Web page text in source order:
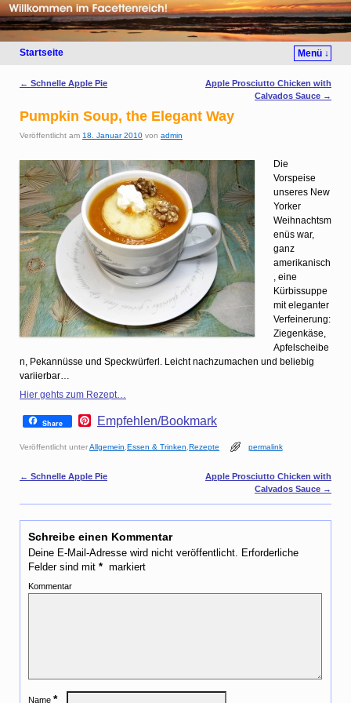
Startseite Menü ↓
Artikelnavigation
← Schnelle Apple Pie
Apple Prosciutto Chicken with
Calvados Sauce →
Pumpkin Soup, the Elegant Way
Veröffentlicht am 18. Januar 2010 von admin
Die
Vorspeise
unseres New
Yorker
Weihnachtsm
enüs war,
ganz
amerikanisch
, eine
Kürbissuppe
mit eleganter
Verfeinerung:
Ziegenkäse,
Apfelscheibe
n, Pekannüsse und Speckwürferl. Leicht nachzumachen und beliebig
variierbar…
Hier gehts zum Rezept…
Share
P
n
e
r
s
t
Empfehlen/Bookmark
Veröffentlicht unterAllgemein Essen & Trinken Rezepte permalink
Artikelnavigation
← Schnelle Apple Pie
Apple Prosciutto Chicken with
Calvados Sauce →
Schreibe einen Kommentar
Deine E-Mail-Adresse wird nicht veröffentlicht. Erforderliche
Felder sind mit * markiert
Kommentar
Name *